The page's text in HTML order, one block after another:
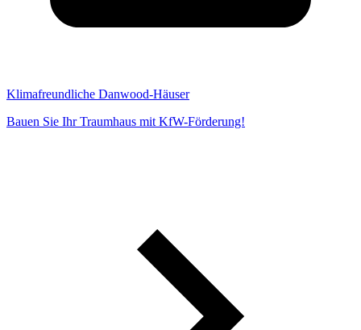
Klimafreundliche Danwood-Häuser
Bauen Sie Ihr Traumhaus mit KfW-Förderung!